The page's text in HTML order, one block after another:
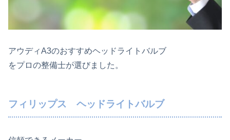
アウディA3のおすすめヘッドライトバルブ
をプロの整備士が選びました。
フィリップス ヘッドライトバルブ